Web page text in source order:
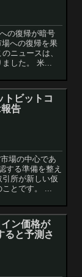
の復帰が暗号
への復帰を果
ニュースは、
ました。 米...
トビットコ
告
場の中心であ
する準備を整え
所が新しい仮
ことです。 ...
ン価格が
ると予測さ